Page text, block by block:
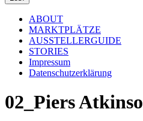
ABOUT
MARKTPLÄTZE
AUSSTELLERGUIDE
STORIES
Impressum
Datenschutzerklärung
02_Piers